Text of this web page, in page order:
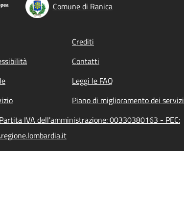
Comune di Ranica
Crediti
Contatti
Leggi le FAQ
Piano di miglioramento dei servizi
IVA dell'amministrazione: 00330380163 - PEC: